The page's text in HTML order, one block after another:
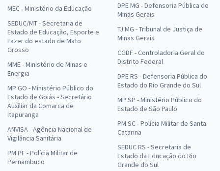
MEC - Ministério da Educação
SEDUC/MT - Secretaria de
Estado de Educação, Esporte e
Lazer do estado de Mato
Grosso
MME - Ministério de Minas e
Energia
MP GO - Ministério Público do
Estado de Goiás - Secretário
Auxiliar da Comarca de
Itapuranga
ANVISA - Agência Nacional de
Vigilância Sanitária
PM PE - Polícia Militar de
Pernambuco
DPE MG - Defensoria Pública de
Minas Gerais
TJ MG - Tribunal de Justiça de
Minas Gerais
CGDF - Controladoria Geral do
Distrito Federal
DPE RS - Defensoria Pública do
Estado do Rio Grande do Sul
MP SP - Ministério Público do
Estado de São Paulo
PM SC - Polícia Militar de Santa
Catarina
SEDUC RS - Secretaria de
Estado da Educação do Rio
Grande do Sul